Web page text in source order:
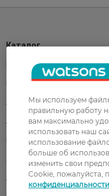
Каталог
Корейская косметика
Парфюмерия
Акции
Лицо
Подарки
Аксессуары
Мы используем
правильную работу
вам максимально
использовать наш
использование
больше об
изменить свои
Cookie, пожалуйста,
конфиденциальности